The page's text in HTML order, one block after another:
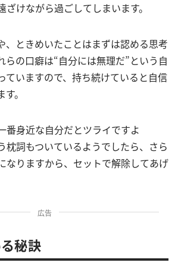
ざけながら過ごしてしまいます。
、ときめいたことはまずは認める思考
らの口癖は“自分には無理だ”という自
ていますので、持ち続けていると自信
。
番身近な自分だとツライですよ
枕詞もついているようでしたら、さら
なりますから、セットで解除してあげ
広告
秘訣